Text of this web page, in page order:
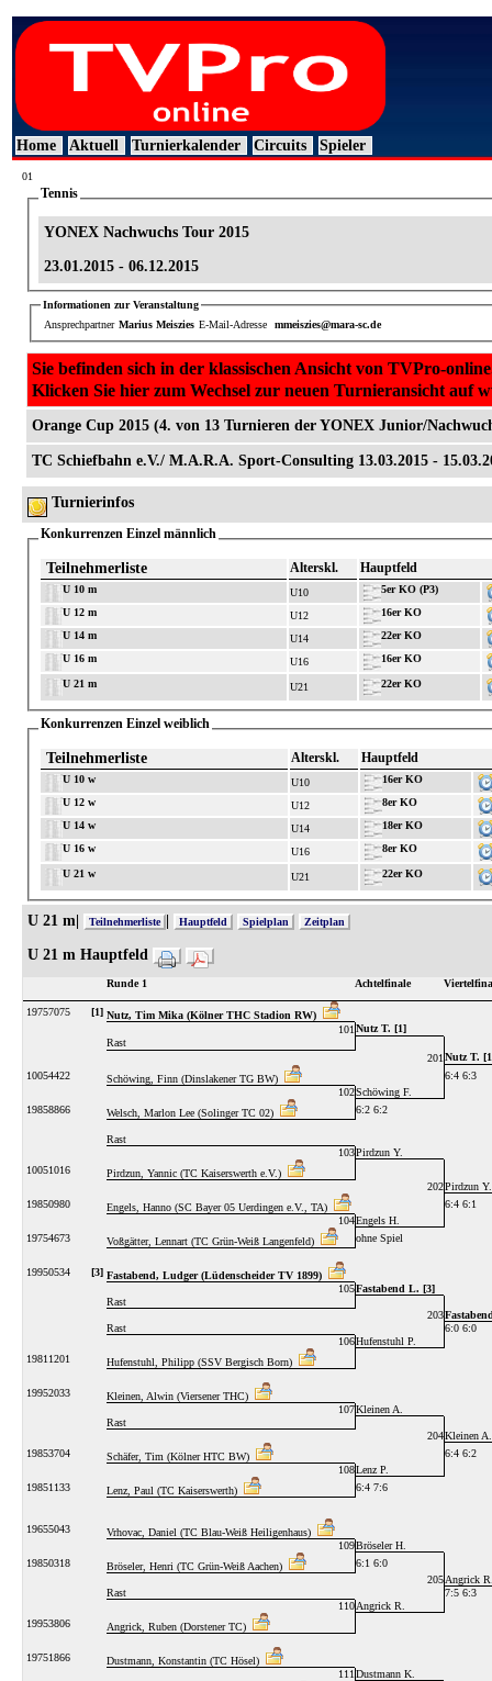
Home Aktuell Turnierkalender Circuits Spieler
01
Tennis
YONEX Nachwuchs Tour 2015
23.01.2015 - 06.12.2015
Informationen zur Veranstaltung
Ansprechpartner Marius Meiszies E-Mail-Adresse mmeiszies@mara-sc.de
Sie befinden sich in der klassischen Ansicht von TVPro-
Klicken Sie hier zum Wechsel zur neuen Turnieransicht auf
Orange Cup 2015 (4. von 13 Turnieren der YONEX Junior/
TC Schiefbahn e.V./ M.A.R.A. Sport-Consulting 13.03.2015 -
Turnierinfos
Konkurrenzen Einzel männlich
Teilnehmerliste Alterskl. Hauptfeld
U 10 m U10
5er KO (P3)
U 12 m
U12
16er KO
U 14 m
U14
22er KO
U 16 m
U16 16er KO
U 21 m U21 22er KO
Konkurrenzen Einzel weiblich
Teilnehmerliste Alterskl. Hauptfeld
U 10 w U10
16er KO
U 12 w
U12
8er KO
U 14 w
U14
18er KO
U 16 w
U16 8er KO
U 21 w U21 22er KO
U 21 m| Teilnehmerliste Hauptfeld Spielplan Zeitplan
U 21 m Hauptfeld
Runde 1 Achtelfinale
19757075 [1] Nutz, Tim Mika (Kölner THC Stadion RW)
101 Nutz T. [1]
Rast
201 Nutz T.
10054422
Schöwing, Finn (Dinslakener TG BW)
6:4 6:3
102Schöwing F.
19858866
Welsch, Marlon Lee (Solinger TC 02) 6:2 6:2
Rast
103Pirdzun Y.
10051016
Pirdzun, Yannic (TC Kaiserswerth e.V.)
202Pirdzun Y.
19850980
Engels, Hanno (SC Bayer 05 Uerdingen e.V., TA)
6:4 6:1
104Engels H.
19754673
Voßgätter, Lennart (TC Grün-Weiß Langenfeld) ohne Spiel
19950534 [3] Fastabend, Ludger (Lüdenscheider TV 1899)
105Fastabend L. [3]
Rast
203
Rast
6:0 6:0
106Hufenstuhl P.
19811201
Hufenstuhl, Philipp (SSV Bergisch Born)
19952033
Kleinen, Alwin (Viersener THC)
107Kleinen A.
Rast
204Kleinen A.
19853704
Schäfer, Tim (Kölner HTC BW)
6:4 6:2
108Lenz P.
19851133
Lenz, Paul (TC Kaiserswerth) 6:4 7:6
19655043
Vrhovac, Daniel (TC Blau-Weiß Heiligenhaus)
109Bröseler H.
19850318
Bröseler, Henri (TC Grün-Weiß Aachen)
6:1 6:0
205Angrick
Rast
7:5 6:3
110Angrick R.
19953806
Angrick, Ruben (Dorstener TC)
19751866
Dustmann, Konstantin (TC Hösel)
111 Dustmann K.